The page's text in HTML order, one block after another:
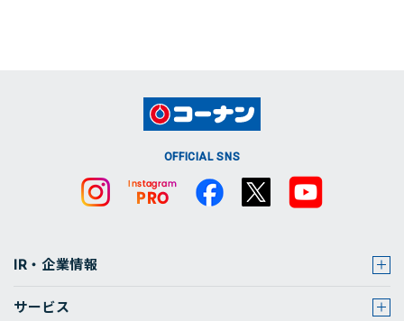
OFFICIAL SNS
IR・企業情報
サービス